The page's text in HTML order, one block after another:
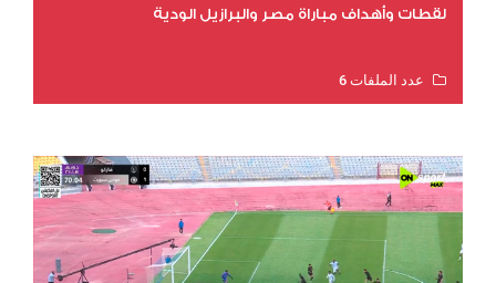
لقطات وأهداف مباراة مصر والبرازيل الودية
عدد الملفات 6